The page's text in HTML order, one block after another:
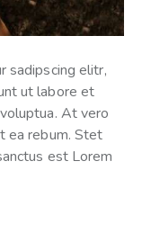
sadipscing elitr,
ut labore et
At vero
ea rebum. Stet
est Lorem